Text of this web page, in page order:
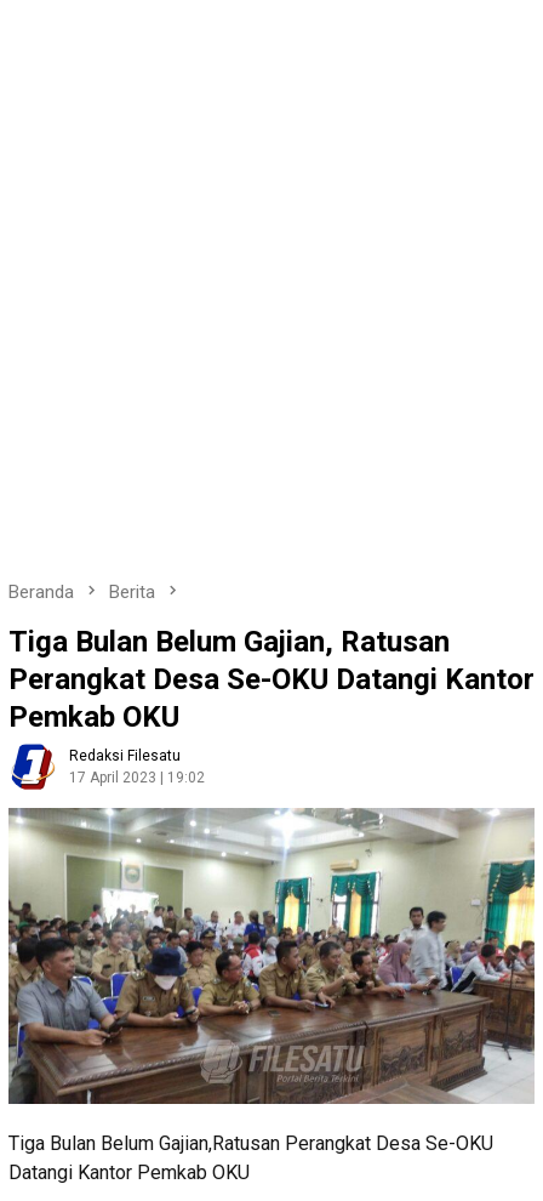
Beranda Berita
Tiga Bulan Belum Gajian, Ratusan
Perangkat Desa Se-OKU Datangi Kantor
Pemkab OKU
Redaksi Filesatu
17 April 2023 | 19:02
Tiga Bulan Belum Gajian,Ratusan Perangkat Desa Se-OKU
Datangi Kantor Pemkab OKU